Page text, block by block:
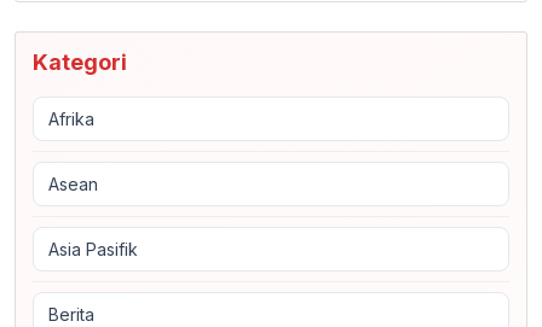
Kategori
Afrika
Asean
Asia Pasifik
Berita